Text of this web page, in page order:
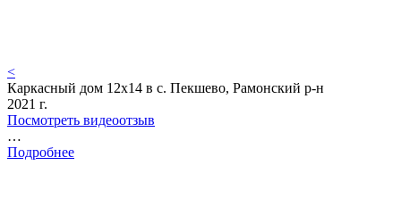
<
Каркасный дом 12х14 в с. Пекшево, Рамонский р-н
2021 г.
Посмотреть видеоотзыв
…
Подробнее